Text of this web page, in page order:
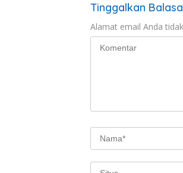
Tinggalkan
Alamat email Anda